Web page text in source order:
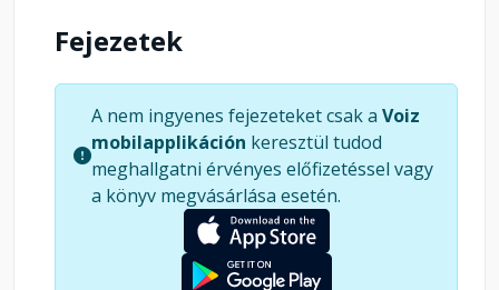
Fejezetek
A nem ingyenes fejezeteket csak a Voiz
mobilapplikáción keresztül tudod
meghallgatni érvényes előfizetéssel vagy
a könyv megvásárlása esetén.